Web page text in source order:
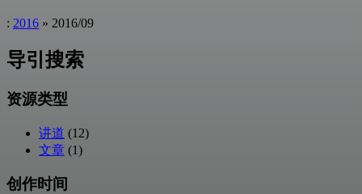
: 2016 » 2016/09
导引搜索
资源类型
讲道 (12)
文章 (1)
创作时间